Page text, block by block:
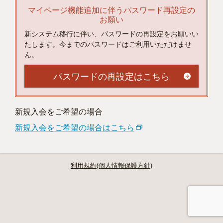
マイページ機能追加に伴うパスワード再設定の
お願い
新システム移行に伴い、パスワードの再設定をお願いい
たします。今までのパスワードはご利用いただけませ
ん。
パスワードの再設定はこちら
新規入会をご希望の場合
新規入会をご希望の場合はこちら
利用規約(個人情報保護方針)